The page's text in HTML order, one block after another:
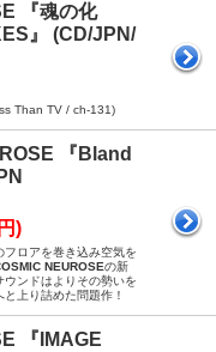
『魂の化
』 (CD/JPN/
Than TV / ch-131)
『Bland
)
ロアを巻き込み空気を
NEUROSEの新
ンドはよりその勢いを
上り詰めた問題作！
『IMAGE